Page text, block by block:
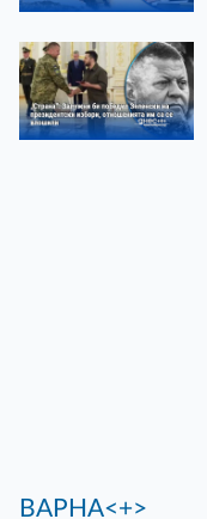
ВАРНА<+>